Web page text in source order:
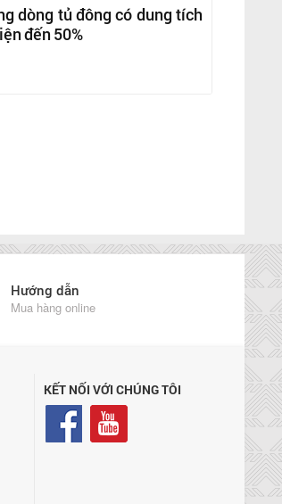
dòng tủ đông có dung tích
đến 50%
Hướng dẫn
Mua hàng online
KẾT NỐI VỚI CHÚNG TÔI